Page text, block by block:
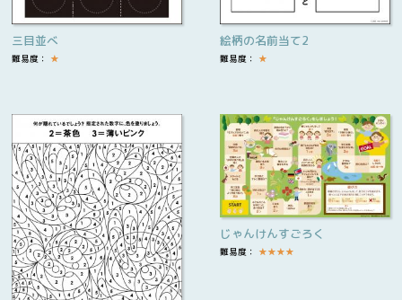
三目並べ
難易度： ★
絵柄の名前当て2
難易度： ★
じゃんけんすごろく
難易度： ★★★★